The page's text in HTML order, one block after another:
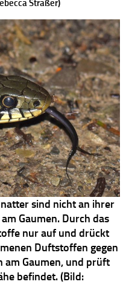
Straßer)
sind nicht an ihrer
Gaumen. Durch das
nur auf und drückt
Duftstoffen gegen
am Gaumen, und prüft
befindet. (Bild: